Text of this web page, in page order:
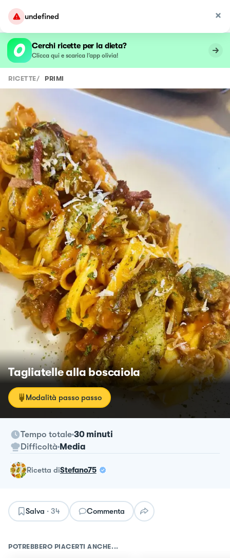
undefined
Cerchi ricette per la dieta?
Clicca qui e scarica l’app olivia!
RICETTE/ PRIMI
Tagliatelle alla boscaiola
Modalità passo passo
Tempo totale 30 minuti
Difficoltà Media
ricetta diStefano75
Salva · 34 Commenta
POTREBBERO PIACERTI ANCHE...